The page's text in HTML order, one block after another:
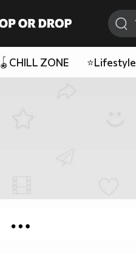
🪀CHILL ZONE ⭐Lifestyle